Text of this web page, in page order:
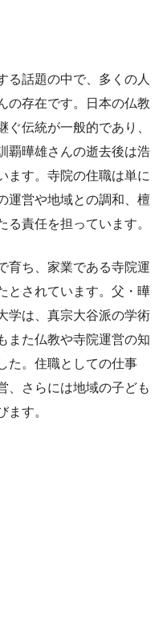
る話題の中で、多くの人
の存在です。日本の仏教
伝統が一般的であり、
覇曄雄さんの逝去後は浩
ます。寺院の住職は単に
運営や地域との調和、檀
責任を担っています。
育ち、家業である寺院運
とされています。父・曄
学は、真宗大谷派の学術
また仏教や寺院運営の知
た。住職としての仕事
、さらには地域の子ども
ます。